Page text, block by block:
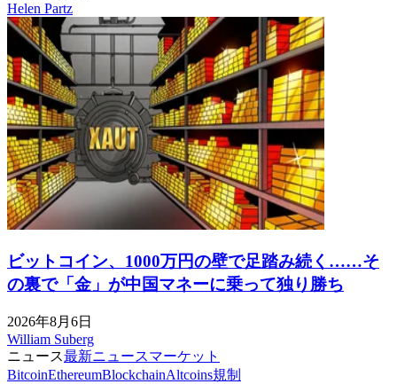
Helen Partz
ビットコイン、1000万円の壁で足踏み続く……そ
の裏で「金」が中国マネーに乗って独り勝ち
2026年8月6日
William Suberg
ニュース最新ニュースマーケット
BitcoinEthereumBlockchainAltcoins規制